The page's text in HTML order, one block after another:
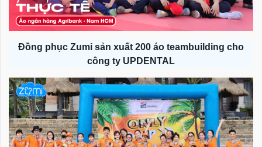
Đồng phục Zumi sản xuất 200 áo teambuilding cho
công ty UPDENTAL